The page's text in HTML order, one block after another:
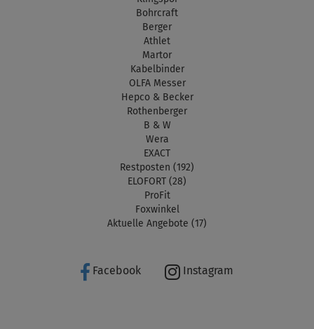
Bohrcraft
Berger
Athlet
Martor
Kabelbinder
OLFA Messer
Hepco & Becker
Rothenberger
B & W
Wera
EXACT
Restposten (192)
ELOFORT (28)
ProFit
Foxwinkel
Aktuelle Angebote (17)
Facebook Instagram